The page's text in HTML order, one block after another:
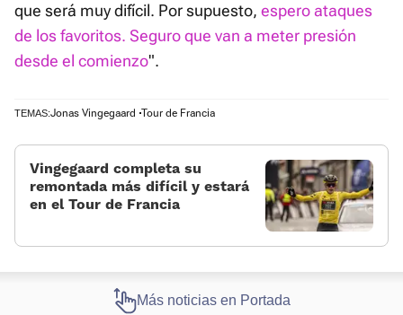
que será muy difícil. Por supuesto, espero ataques
de los favoritos. Seguro que van a meter presión
desde el comienzo".
TEMAS:Jonas Vingegaard Tour de Francia
Vingegaard completa su
remontada más difícil y estará
en el Tour de Francia
Más noticias en Portada